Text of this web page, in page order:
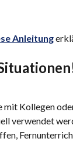
Anleitung
mit Kollegen
verwendet